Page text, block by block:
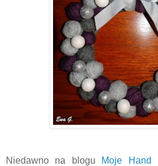
Niedawno na blogu Moje Hand